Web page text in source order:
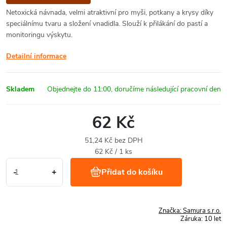
Netoxická návnada, velmi atraktivní pro myši, potkany a krysy díky
speciálnímu tvaru a složení vnadidla. Slouží k přilákání do pastí a
monitoringu výskytu.
Detailní informace
Skladem
62 Kč
51,24 Kč bez DPH
Měrná
62 Kč / 1 ks
Přidat do košíku
Značka:Samura s.r.o.
Záruka: 10 let